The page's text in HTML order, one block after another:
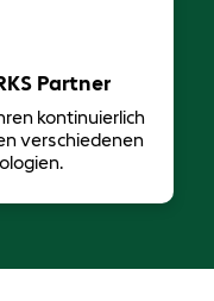
Partner
​kontinuierlich
verschiedenen